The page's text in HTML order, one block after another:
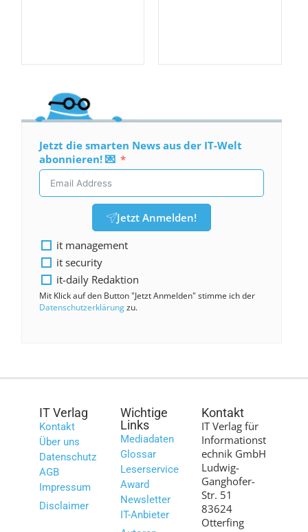
Jetzt die smarten News aus der IT-Welt
abonnieren! 💌
Jetzt Anmelden!
it management
it security
it-daily Redaktion
Mit Klick auf den Button "Jetzt Anmelden" stimme ich der
Datenschutzerklärungzu.
IT Verlag
Kontakt
Über uns
Datenschutz
AGB
Impressum
Disclaimer
Wichtige
Links
Mediadaten
Glossar
Leserservice
Award
Newsletter
IT-Anbieter
Kontakt
IT Verlag für
Informationst
echnik GmbH
Ludwig-
Ganghofer-
Str. 51
83624
Otterfing